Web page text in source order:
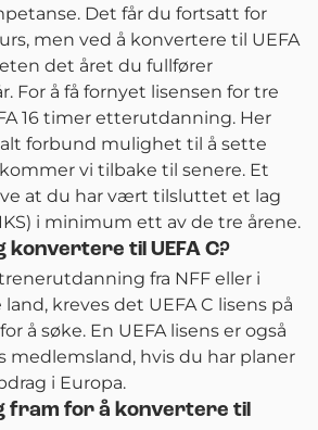
Det får du fortsatt for
men ved å konvertere til UEFA
det året du fullfører
For å få fornyet lisensen for tre
16 timer etterutdanning. Her
forbund mulighet til å sette
vi tilbake til senere. Et
at du har vært tilsluttet et lag
i minimum ett av de tre årene.
til UEFA C?
fra NFF eller i
kreves det UEFA C lisens på
å søke. En UEFA lisens er også
medlemsland, hvis du har planer
i Europa.
fram for å konvertere til